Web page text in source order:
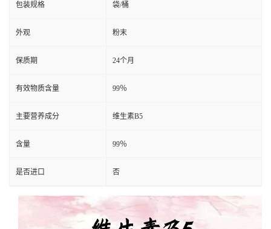
包装规格 袋/桶
外观 粉末
保质期 24个月
有效物质含量 99％
主要营养成分 维生素B5
含量 99％
是否进口 否